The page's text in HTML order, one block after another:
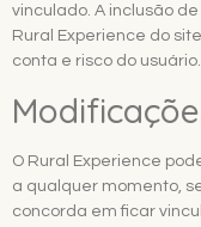
vinculado. A inclusão
Rural Experience do
conta e risco do usuário.
O Rural Experience
a qualquer momento,
concorda em ficar